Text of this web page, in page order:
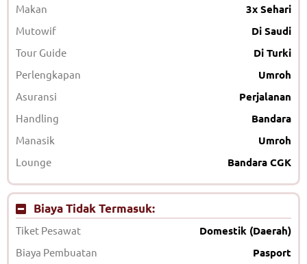
Makan 3x Sehari
Mutowif Di Saudi
Tour Guide Di Turki
Perlengkapan Umroh
Asuransi Perjalanan
Handling Bandara
Manasik Umroh
Lounge Bandara CGK
Biaya Tidak Termasuk:
Tiket Pesawat Domestik (Daerah)
Biaya Pembuatan Pasport